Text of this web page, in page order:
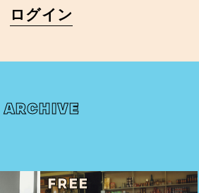
ログイン
ARCHIVE
FREE